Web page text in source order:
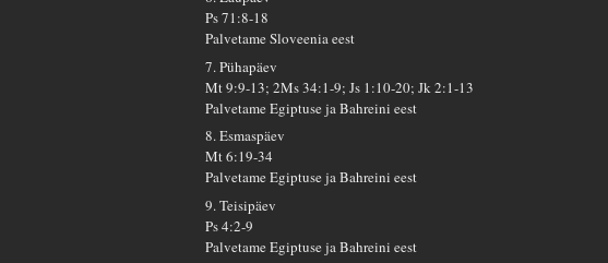
Ps 71:8-18
Palvetame Sloveenia eest
7. Pühapäev
Mt 9:9-13; 2Ms 34:1-9; Js 1:10-20; Jk 2:1-13
Palvetame Egiptuse ja Bahreini eest
8. Esmaspäev
Mt 6:19-34
Palvetame Egiptuse ja Bahreini eest
9. Teisipäev
Ps 4:2-9
Palvetame Egiptuse ja Bahreini eest